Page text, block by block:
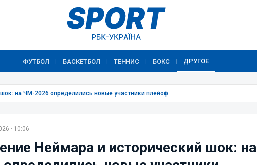
ФУТБОЛ БАСКЕТБОЛ ТЕННИС БОКС ДРУГОЕ
на ЧМ-2026 определились новые участники плейоф
· 10:06
Неймара и исторический шок: на